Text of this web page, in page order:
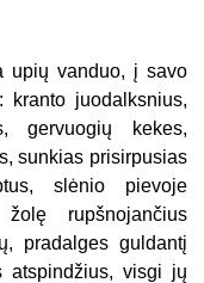
upių vanduo, į savo
kranto juodalksnius,
gervuogių kekes,
sunkias prisirpusias
slėnio pievoje
rupšnojančius
pradalges guldantį
atspindžius, visgi jų